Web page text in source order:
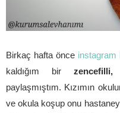
Birkaç hafta önce instagram
kaldığım bir
paylaşmıştım. Kızımın
ve okula koşup onu